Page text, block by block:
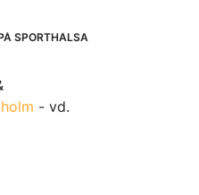
SPORTHÄLSA
- vd.